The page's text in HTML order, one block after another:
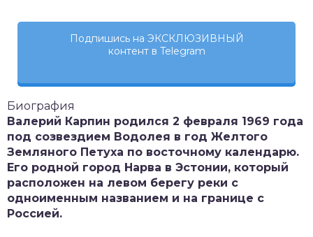
Подпишись на ЭКСКЛЮЗИВНЫЙ
контент в Telegram
Биография
Валерий Карпин родился 2 февраля 1969 года
под созвездием Водолея в год Желтого
Земляного Петуха по восточному календарю.
Его родной город Нарва в Эстонии, который
расположен на левом берегу реки с
одноименным названием и на границе с
Россией.